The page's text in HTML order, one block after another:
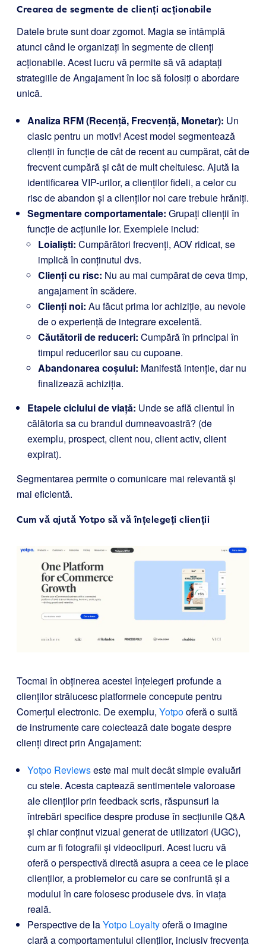
Crearea de segmente de clienți acționabile
Datele brute sunt doar zgomot. Magia se întâmplă
atunci când le organizați în segmente de clienți
acționabile. Acest lucru vă permite să vă adaptați
strategiile de Angajament în loc să folosiți o abordare
unică.
Analiza RFM (Recență, Frecvență, Monetar): Un
clasic pentru un motiv! Acest model segmentează
clienții în funcție de cât de recent au cumpărat, cât de
frecvent cumpără și cât de mult cheltuiesc. Ajută la
identificarea VIP-urilor, a clienților fideli, a celor cu
risc de abandon și a clienților noi care trebuie hrăniți.
Segmentare comportamentale: Grupați clienții în
funcție de acțiunile lor. Exemplele includ:
Loialiști: Cumpărători frecvenți, AOV ridicat, se
implică în conținutul dvs.
Clienți cu risc: Nu au mai cumpărat de ceva timp,
angajament în scădere.
Clienți noi: Au făcut prima lor achiziție, au nevoie
de o experiență de integrare excelentă.
Căutătorii de reduceri: Cumpără în principal în
timpul reducerilor sau cu cupoane.
Abandonarea coșului: Manifestă intenție, dar nu
finalizează achiziția.
Etapele ciclului de viață: Unde se află clientul în
călătoria sa cu brandul dumneavoastră? (de
exemplu, prospect, client nou, client activ, client
expirat).
Segmentarea permite o comunicare mai relevantă și
mai eficientă.
Cum vă ajută Yotpo să vă înțelegeți clienții
Tocmai în obținerea acestei înțelegeri profunde a
clienților strălucesc platformele concepute pentru
Comerțul electronic. De exemplu, Yotpooferă o suită
de instrumente care colectează date bogate despre
clienți direct prin Angajament:
Yotpo Reviewseste mai mult decât simple evaluări
cu stele. Acesta captează sentimentele valoroase
ale clienților prin feedback scris, răspunsuri la
întrebări specifice despre produse în secțiunile Q&A
și chiar conținut vizual generat de utilizatori (UGC),
cum ar fi fotografii și videoclipuri. Acest lucru vă
oferă o perspectivă directă asupra a ceea ce le place
clienților, a problemelor cu care se confruntă și a
modului în care folosesc produsele dvs. în viața
reală.
Perspective de laYotpo Loyaltyoferă o imagine
clară a comportamentului clienților, inclusiv frecvența